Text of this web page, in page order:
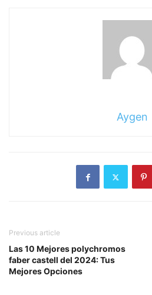
Aygen
Previous article
Las 10 Mejores polychromos
faber castell del 2024: Tus
Mejores Opciones